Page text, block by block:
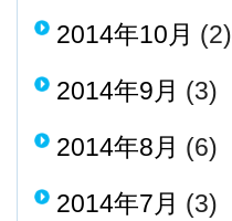
2014年10月 (2)
2014年9月 (3)
2014年8月 (6)
2014年7月 (3)